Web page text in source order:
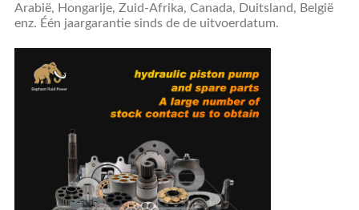
Arabië, Hongarije, Zuid-Afrika, Canada, Duitsland, België
enz. Één jaargarantie sinds de de uitvoerdatum.